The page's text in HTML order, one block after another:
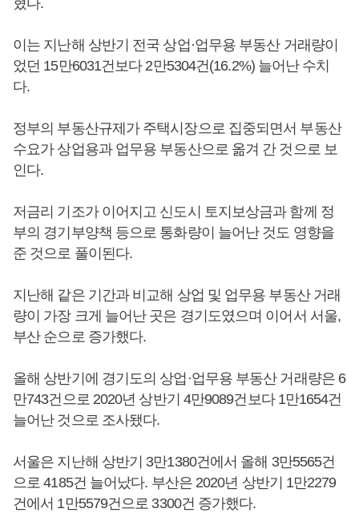
혔다.
이는 지난해 상반기 전국 상업·업무용 부동산 거래량이
었던 15만6031건보다 2만5304건(16.2%) 늘어난 수치
다.
정부의 부동산규제가 주택시장으로 집중되면서 부동산
수요가 상업용과 업무용 부동산으로 옮겨 간 것으로 보
인다.
저금리 기조가 이어지고 신도시 토지보상금과 함께 정
부의 경기부양책 등으로 통화량이 늘어난 것도 영향을
준 것으로 풀이된다.
지난해 같은 기간과 비교해 상업 및 업무용 부동산 거래
량이 가장 크게 늘어난 곳은 경기도였으며 이어서 서울,
부산 순으로 증가했다.
올해 상반기에 경기도의 상업·업무용 부동산 거래량은 6
만743건으로 2020년 상반기 4만9089건보다 1만1654건
늘어난 것으로 조사됐다.
서울은 지난해 상반기 3만1380건에서 올해 3만5565건
으로 4185건 늘어났다. 부산은 2020년 상반기 1만2279
건에서 1만5579건으로 3300건 증가했다.